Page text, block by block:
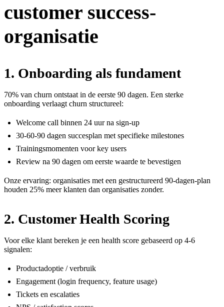
customer success-
organisatie
1. Onboarding als fundament
70% van churn ontstaat in de eerste 90 dagen. Een sterke
onboarding verlaagt churn structureel:
Welcome call binnen 24 uur na sign-up
30-60-90 dagen succesplan met specifieke milestones
Trainingsmomenten voor key users
Review na 90 dagen om eerste waarde te bevestigen
Onze ervaring: organisaties met een gestructureerd 90-dagen-plan
houden 25% meer klanten dan organisaties zonder.
2. Customer Health Scoring
Voor elke klant bereken je een health score gebaseerd op 4-6
signalen:
Productadoptie / verbruik
Engagement (login frequency, feature usage)
Tickets en escalaties